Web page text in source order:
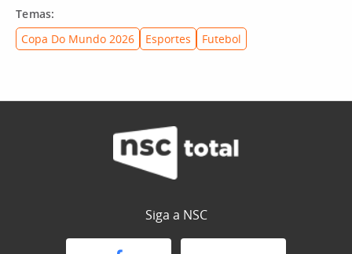
Temas:
Copa Do Mundo 2026
Esportes Futebol
Siga a NSC